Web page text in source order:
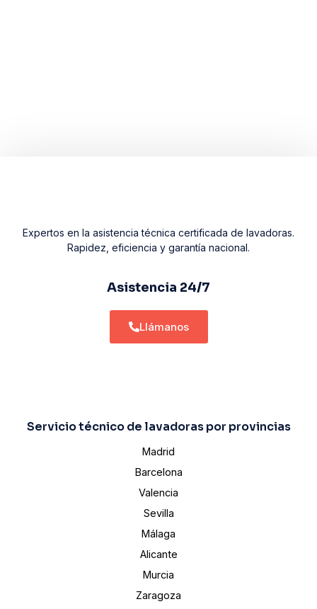
Expertos en la asistencia técnica certificada de lavadoras.
Rapidez, eficiencia y garantía nacional.
Asistencia 24/7
Llámanos
Servicio técnico de lavadoras por provincias
Madrid
Barcelona
Valencia
Sevilla
Málaga
Alicante
Murcia
Zaragoza